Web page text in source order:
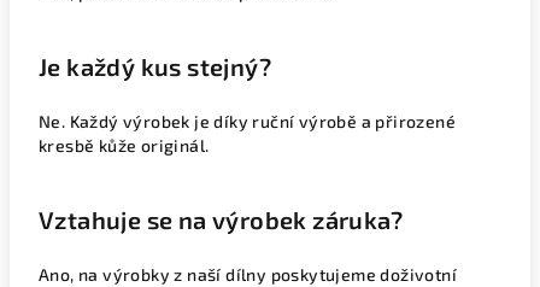
Je každý kus stejný?
Ne. Každý výrobek je díky ruční výrobě a přirozené
kresbě kůže originál.
Vztahuje se na výrobek záruka?
Ano, na výrobky z naší dílny poskytujeme doživotní